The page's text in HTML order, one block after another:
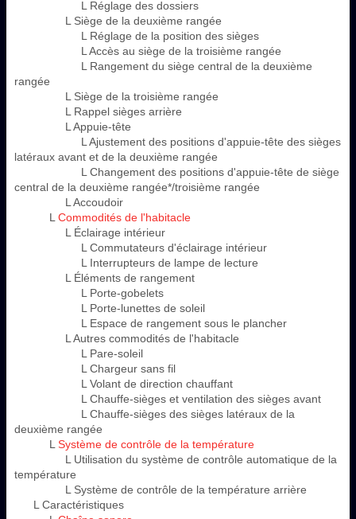
L Réglage des dossiers
L Siège de la deuxième rangée
L Réglage de la position des sièges
L Accès au siège de la troisième rangée
L Rangement du siège central de la deuxième
rangée
L Siège de la troisième rangée
L Rappel sièges arrière
L Appuie-tête
L Ajustement des positions d'appuie-tête des sièges
latéraux avant et de la deuxième rangée
L Changement des positions d'appuie-tête de siège
central de la deuxième rangée*/troisième rangée
L Accoudoir
LCommodités de l'habitacle
L Éclairage intérieur
L Commutateurs d'éclairage intérieur
L Interrupteurs de lampe de lecture
L Éléments de rangement
L Porte-gobelets
L Porte-lunettes de soleil
L Espace de rangement sous le plancher
L Autres commodités de l'habitacle
L Pare-soleil
L Chargeur sans fil
L Volant de direction chauffant
L Chauffe-sièges et ventilation des sièges avant
L Chauffe-sièges des sièges latéraux de la
deuxième rangée
LSystème de contrôle de la température
L Utilisation du système de contrôle automatique de la
température
L Système de contrôle de la température arrière
L Caractéristiques